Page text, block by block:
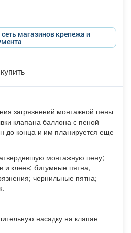
магазинов крепежа и
загрязнений монтажной пены
клапана баллона с пеной
до конца и им планируется еще
монтажную пену;
и клеев; битумные пятна,
чернильные пятна;
насадку на клапан